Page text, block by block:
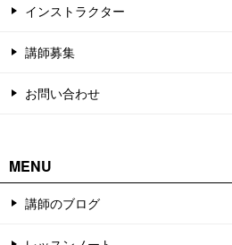
インストラクター
講師募集
お問い合わせ
MENU
講師のブログ